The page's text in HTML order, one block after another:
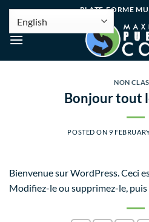
PLATE-FORME
NON
Bonjour tout
POSTED ON9
Bienvenue sur WordPress. Ceci
Modifiez-le ou supprimez-le, puis